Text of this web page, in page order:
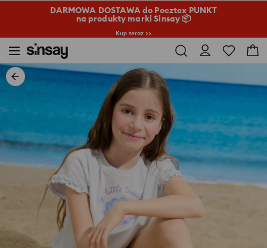
DARMOWA DOSTAWA do Pocztex PUNKT
na produkty marki Sinsay 📦
Kup teraz >>